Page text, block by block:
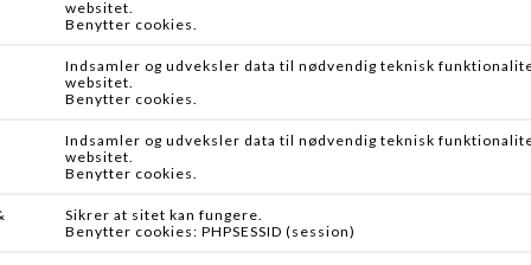
THERMOPAD
DKK 19,95